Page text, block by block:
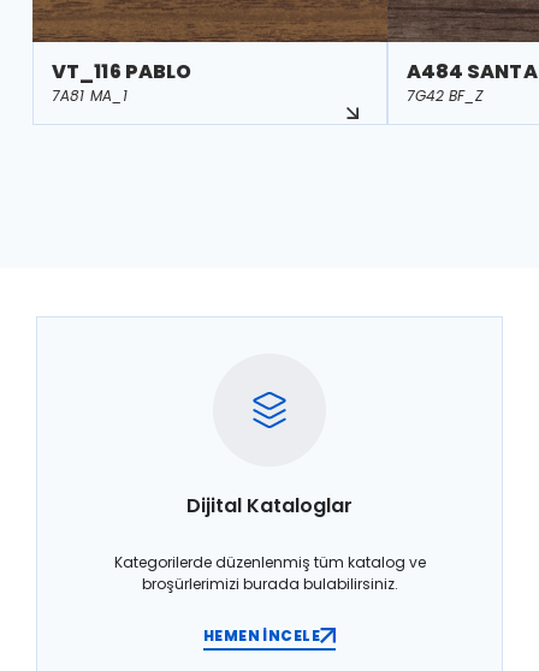
VT_116 PABLO
7A81 MA_1
A484
7G42 BF_Z
Dijital Kataloglar
Kategorilerde düzenlenmiş tüm katalog ve
broşürlerimizi burada bulabilirsiniz.
HEMEN İNCELE